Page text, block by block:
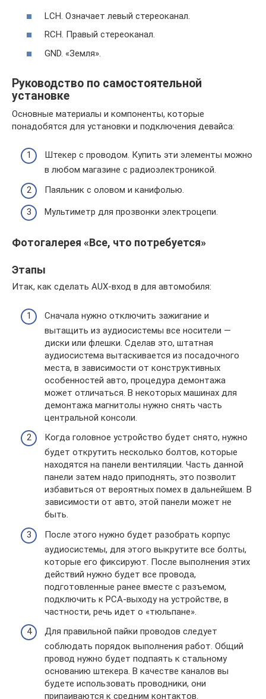
LCH. Означает левый стереоканал.
RCH. Правый стереоканал.
GND. «Земля».
Руководство по самостоятельной
установке
Основные материалы и компоненты, которые
понадобятся для установки и подключения девайса:
Штекер с проводом. Купить эти элементы можно
в любом магазине с радиоэлектроникой.
Паяльник с оловом и канифолью.
Мультиметр для прозвонки электроцепи.
Фотогалерея «Все, что потребуется»
Этапы
Итак, как сделать AUX-вход в для автомобиля:
Сначала нужно отключить зажигание и
вытащить из аудиосистемы все носители —
диски или флешки. Сделав это, штатная
аудиосистема вытаскивается из посадочного
места, в зависимости от конструктивных
особенностей авто, процедура демонтажа
может отличаться. В некоторых машинах для
демонтажа магнитолы нужно снять часть
центральной консоли.
Когда головное устройство будет снято, нужно
будет открутить несколько болтов, которые
находятся на панели вентиляции. Часть данной
панели затем надо приподнять, это позволит
избавиться от вероятных помех в дальнейшем. В
зависимости от авто, этой панели может не
быть.
После этого нужно будет разобрать корпус
аудиосистемы, для этого выкрутите все болты,
которые его фиксируют. После выполнения этих
действий нужно будет все провода,
подготовленные ранее вместе с разъемом,
подключить к РСА-выходу на устройстве, в
частности, речь идет о «тюльпане».
Для правильной пайки проводов следует
соблюдать порядок выполнения работ. Общий
провод нужно будет подпаять к стальному
основанию штекера. В качестве каналов вы
будете использовать проводники, они
припаиваются к средним контактов.